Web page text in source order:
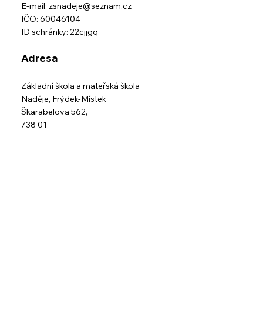
E-mail: zsnadeje@seznam.cz
IČO: 60046104
ID schránky: 22cjjgq
Adresa
Základní škola a mateřská škola
Naděje, Frýdek-Místek
Škarabelova 562,
738 01